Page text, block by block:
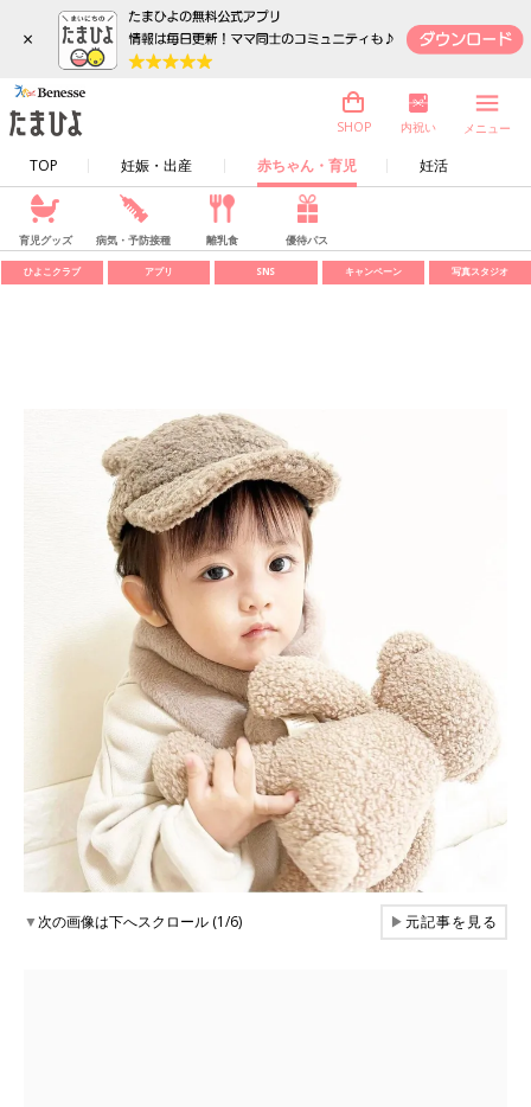
×
TOP 妊娠・出産 赤ちゃん・育児 妊活
SHOP 内祝い メニュー
育児グッズ 病気・予防接種 離乳食 優待パス
ひよこクラブ アプリ SNS キャンペーン 写真スタジオ
▼次の画像は下へスクロール (1/6) ▶元記事を見る